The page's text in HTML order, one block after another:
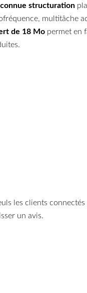
structuration
multitâche
de 18 Mopermet en
les clients
un avis.